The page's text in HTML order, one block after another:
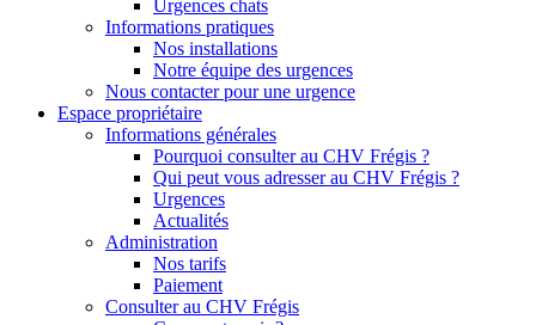
Urgences chats
Informations pratiques
Nos installations
Notre équipe des urgences
Nous contacter pour une urgence
Espace propriétaire
Informations générales
Pourquoi consulter au CHV Frégis ?
Qui peut vous adresser au CHV Frégis ?
Urgences
Actualités
Administration
Nos tarifs
Paiement
Consulter au CHV Frégis